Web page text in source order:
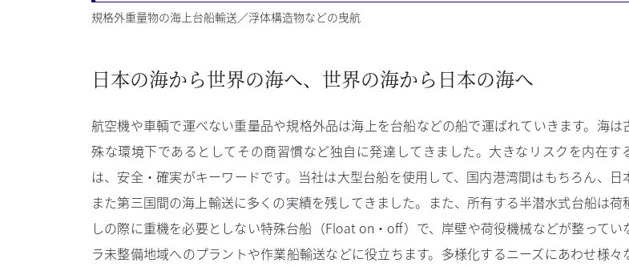
規格外重量物の海上台船輸送／浮体構造物などの曳航
日本の海から世界の海へ、世界の海から日本の海へ
航空機や車輌で運べない重量品や規格外品は海上を台船などの船で運ばれていきます。海は
殊な環境下であるとしてその商習慣など独自に発達してきました。大きなリスクを内在す
は、安全・確実がキーワードです。当社は大型台船を使用して、国内港湾間はもちろん、日
また第三国間の海上輸送に多くの実績を残してきました。また、所有する半潜水式台船は荷
しの際に重機を必要としない特殊台船（Float on・off）で、岸壁や荷役機械などが整ってい
ラ未整備地域へのプラントや作業船輸送などに役立ちます。多様化するニーズにあわせ様々